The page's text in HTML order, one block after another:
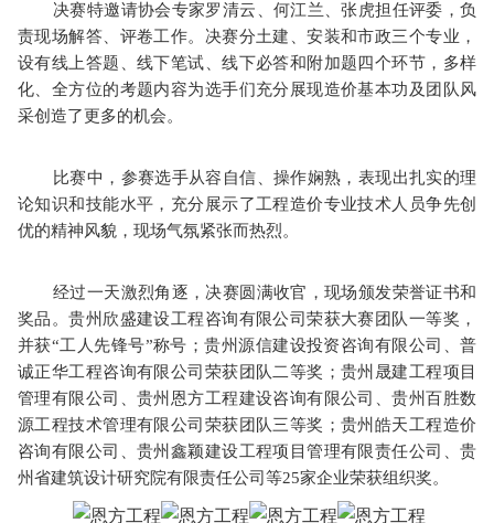
决赛特邀请协会专家罗清云、何江兰、张虎担任评委，负
责现场解答、评卷工作。决赛分土建、安装和市政三个专业，
设有线上答题、线下笔试、线下必答和附加题四个环节，多样
化、全方位的考题内容为选手们充分展现造价基本功及团队风
采创造了更多的机会。
比赛中，参赛选手从容自信、操作娴熟，表现出扎实的理
论知识和技能水平，充分展示了工程造价专业技术人员争先创
优的精神风貌，现场气氛紧张而热烈。
经过一天激烈角逐，决赛圆满收官，现场颁发荣誉证书和
奖品。贵州欣盛建设工程咨询有限公司荣获大赛团队一等奖，
并获“工人先锋号”称号；贵州源信建设投资咨询有限公司、普
诚正华工程咨询有限公司荣获团队二等奖；贵州晟建工程项目
管理有限公司、贵州恩方工程建设咨询有限公司、贵州百胜数
源工程技术管理有限公司荣获团队三等奖；贵州皓天工程造价
咨询有限公司、贵州鑫颖建设工程项目管理有限责任公司、贵
州省建筑设计研究院有限责任公司等25家企业荣获组织奖。